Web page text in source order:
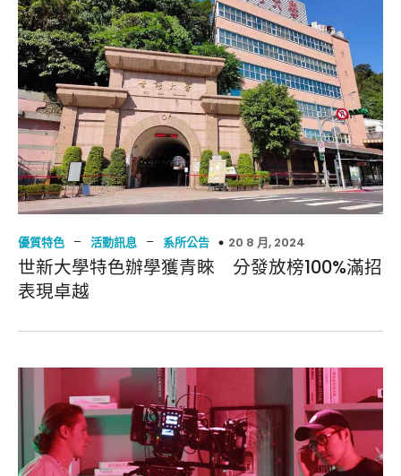
優質特色 – 活動訊息 – 系所公告 20 8 月, 2024
世新大學特色辦學獲青睞 分發放榜100%滿招
表現卓越